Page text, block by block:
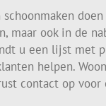
schoonmaken
maar ook in de
u een lijst met
helpen.
contact op voor